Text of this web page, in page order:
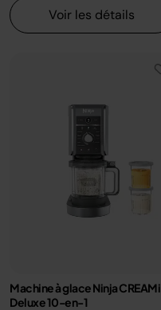
Voir les détails
Machine à glace Ninja CREAMi
Deluxe 10-en-1